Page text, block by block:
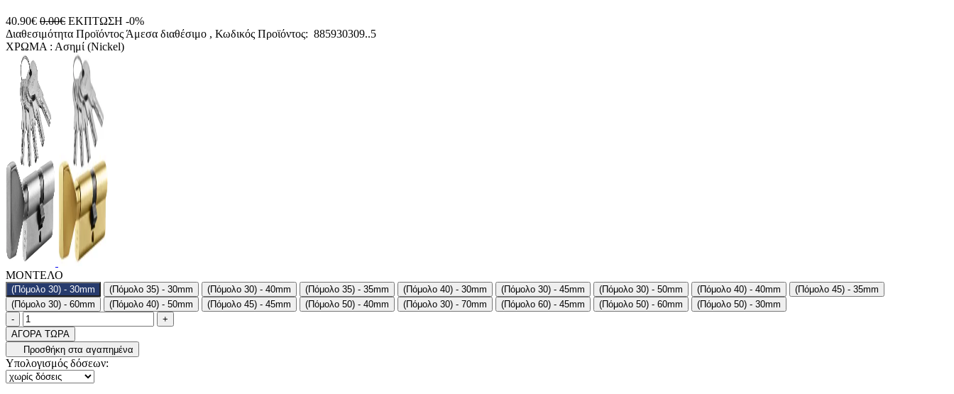
40.90€ 0.00€ ΕΚΠΤΩΣΗ -0%
Διαθεσιμότητα Προϊόντος Άμεσα διαθέσιμο , Κωδικός Προϊόντος: 885930309..5
ΧΡΩΜΑ : Ασημί (Nickel)
ΜΟΝΤΕΛΟ
(Πόμολο 30) - 30mm (Πόμολο 35) - 30mm (Πόμολο 30) - 40mm (Πόμολο 35) - 35mm (Πόμολο 40) - 30mm (Πόμολο 30) - 45mm (Πόμολο 30) - 50mm (Πόμολο 40) - 40mm
(Πόμολο 45) - 35mm
(Πόμολο 30) - 60mm
(Πόμολο 40) - 50mm (Πόμολο 45) - 45mm (Πόμολο 50) - 40mm (Πόμολο 30) - 70mm (Πόμολο 60) - 45mm (Πόμολο 50) - 60mm (Πόμολο 50) - 30mm
Ποσότητα
-product.increase.quantity +
ΑΓΟΡΑ ΤΩΡΑ
Προσθήκη στα αγαπημένα
Υπολογισμός δόσεων: